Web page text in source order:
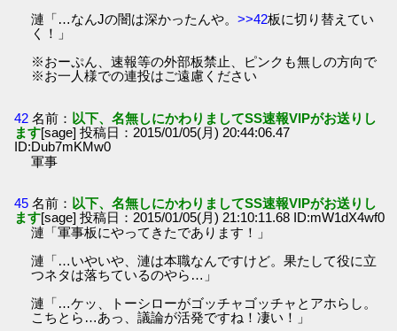
漣「…なんJの闇は深かったんや。>>42板に切り替えてい
く！」
※おーぷん、速報等の外部板禁止、ピンクも無しの方向で
※お一人様での連投はご遠慮ください
42 名前： 以下、名無しにかわりましてSS速報VIPがお送りし
ます[sage] 投稿日：2015/01/05(月) 20:44:06.47
ID:Dub7mKMw0
軍事
45 名前： 以下、名無しにかわりましてSS速報VIPがお送りし
ます[sage] 投稿日：2015/01/05(月) 21:10:11.68 ID:mW1dX4wf0
漣「軍事板にやってきたであります！」
漣「…いやいや、漣は本職なんですけど。果たして役に立
つネタは落ちているのやら…」
漣「…ケッ、トーシローがゴッチャゴッチャとアホらし。
こちとら…あっ、議論が活発ですね！凄い！」